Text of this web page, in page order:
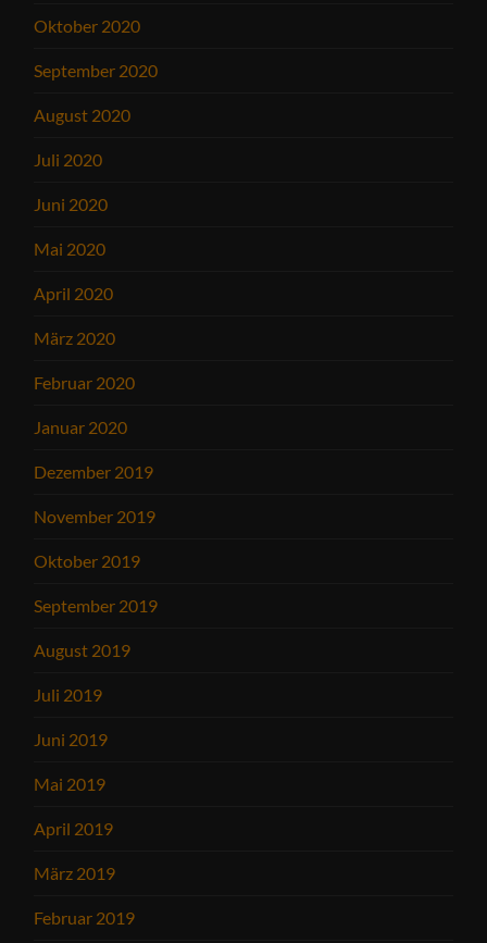
Oktober 2020
September 2020
August 2020
Juli 2020
Juni 2020
Mai 2020
April 2020
März 2020
Februar 2020
Januar 2020
Dezember 2019
November 2019
Oktober 2019
September 2019
August 2019
Juli 2019
Juni 2019
Mai 2019
April 2019
März 2019
Februar 2019